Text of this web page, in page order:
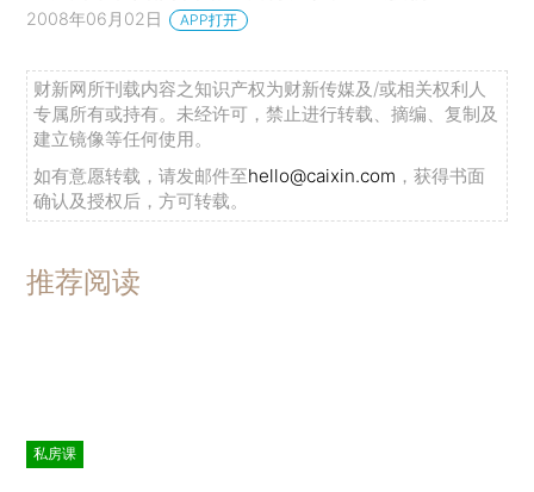
2008年06月02日 APP打开
财新网所刊载内容之知识产权为财新传媒及/或相关权利人
专属所有或持有。未经许可，禁止进行转载、摘编、复制及
建立镜像等任何使用。
如有意愿转载，请发邮件至hello@caixin.com ，获得书面
确认及授权后，方可转载。
推荐阅读
私房课